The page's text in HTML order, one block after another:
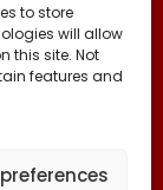
to store
will allow
this site. Not
features and